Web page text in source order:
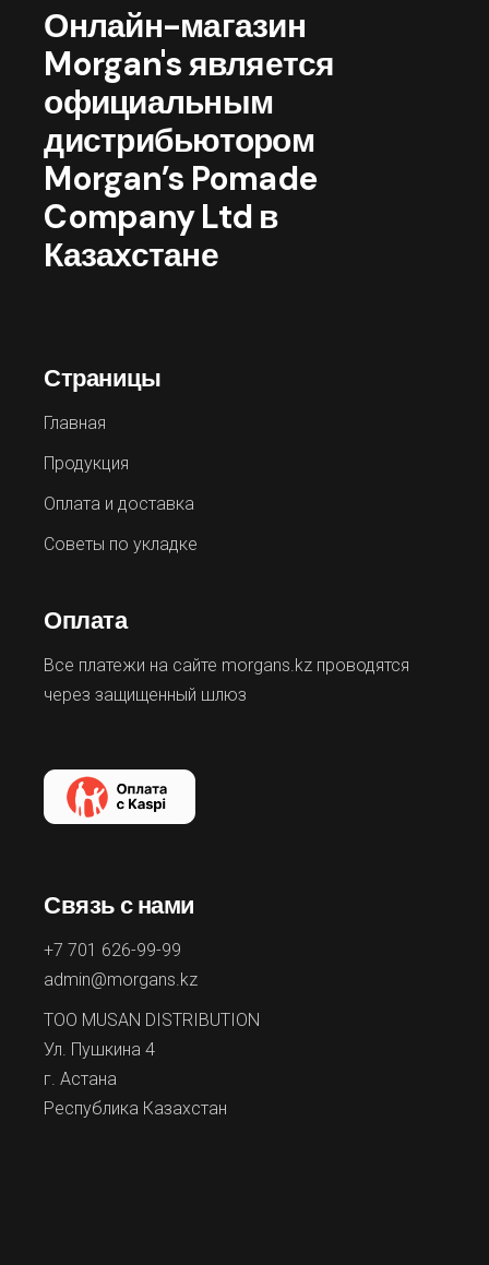
Онлайн-магазин
Morgan's является
официальным
дистрибьютором
Morgan’s Pomade
Company Ltd в
Казахстане
Страницы
Главная
Продукция
Оплата и доставка
Советы по укладке
Оплата
Все платежи на сайте morgans.kz проводятся
через защищенный шлюз
Связь с нами
+7 701 626-99-99
admin@morgans.kz
ТОО MUSAN DISTRIBUTION
Ул. Пушкина 4
г. Астана
Республика Казахстан